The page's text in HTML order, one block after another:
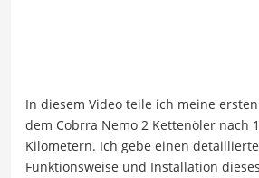
In diesem Video teile ich meine
dem Cobrra Nemo 2 Kettenöler nach
Kilometern. Ich gebe einen
Funktionsweise und Installation